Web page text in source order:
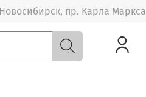
Новосибирск, пр. Карла Маркса